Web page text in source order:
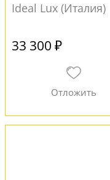
Ideal Lux (Италия)
33 300 ₽